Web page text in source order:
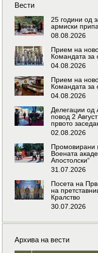
Вести
25 години од
армиски
08.08.2026
Прием на
Командата за
04.08.2026
Прием на
Командата за
04.08.2026
Делегации од
повод 2
првото
02.08.2026
Промовирани
Воената
Апостолски“
31.07.2026
Посета на
на
Кралство
30.07.2026
Архива на вести